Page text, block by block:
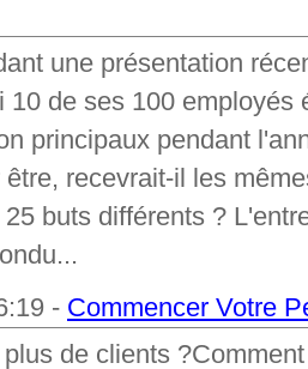
une présentation
10 de ses 100 employés
principaux pendant
recevrait-il les
buts différents ?
- Commencer Votre
de clients